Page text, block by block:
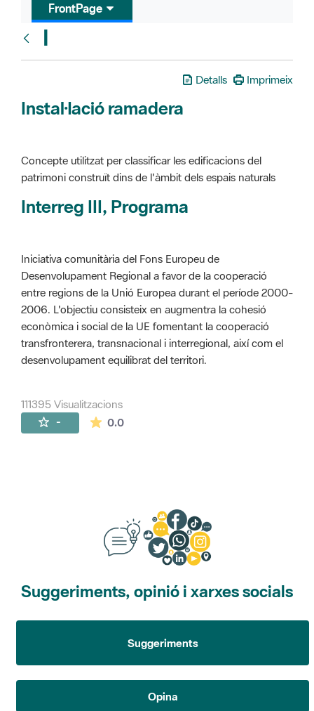
FrontPage
I
Detalls Imprimeix
Instal·lació ramadera
Concepte utilitzat per classificar les edificacions del
patrimoni construït dins de l'àmbit dels espais naturals
Interreg III, Programa
Iniciativa comunitària del Fons Europeu de
Desenvolupament Regional a favor de la cooperació
entre regions de la Unió Europea durant el període 2000-
2006. L'objectiu consisteix en augmentra la cohesió
econòmica i social de la UE fomentant la cooperació
transfronterera, transnacional i interregional, així com el
desenvolupament equilibrat del territori.
111395 Visualitzacions
- 0.0La mitjana de les valoracions és de 0
Suggeriments, opinió i xarxes socials
Suggeriments
Opina